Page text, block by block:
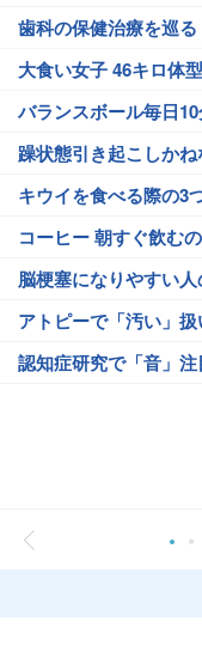
歯科の保健治療を巡る
大食い女子 46キロ体
バランスボール毎日
躁状態引き起こしか
キウイを食べる際の3
コーヒー 朝すぐ飲む
脳梗塞になりやすい
アトピーで「汚い」
認知症研究で「音」